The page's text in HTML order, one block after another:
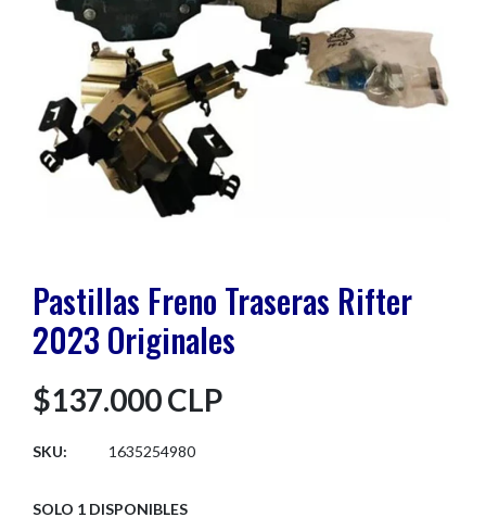
Pastillas Freno Traseras Rifter
2023 Originales
$137.000 CLP
SKU: 1635254980
SOLO 1 DISPONIBLES